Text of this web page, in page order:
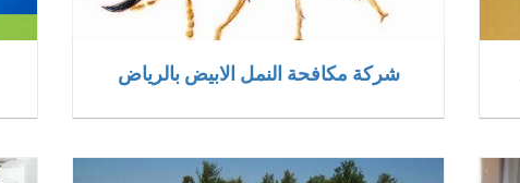
شركة مكافحة النمل الابيض بالرياض